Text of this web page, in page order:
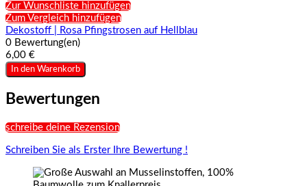
Zur Wunschliste hinzufügen
Zum Vergleich hinzufügen
Dekostoff | Rosa Pfingstrosen auf Hellblau
0 Bewertung(en)
6,00 €
In den Warenkorb
Bewertungen
schreibe deine Rezension
Schreiben Sie als Erster Ihre Bewertung !